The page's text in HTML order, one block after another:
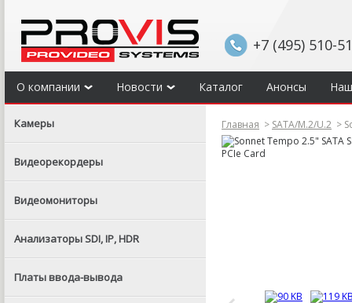
+7 (495) 510-
О компании Новости Каталог Анонсы
Камеры
Видеорекордеры
Видеомониторы
Анализаторы SDI, IP, HDR
Платы ввода-вывода
Главная > SATA/M.2/U.2 >